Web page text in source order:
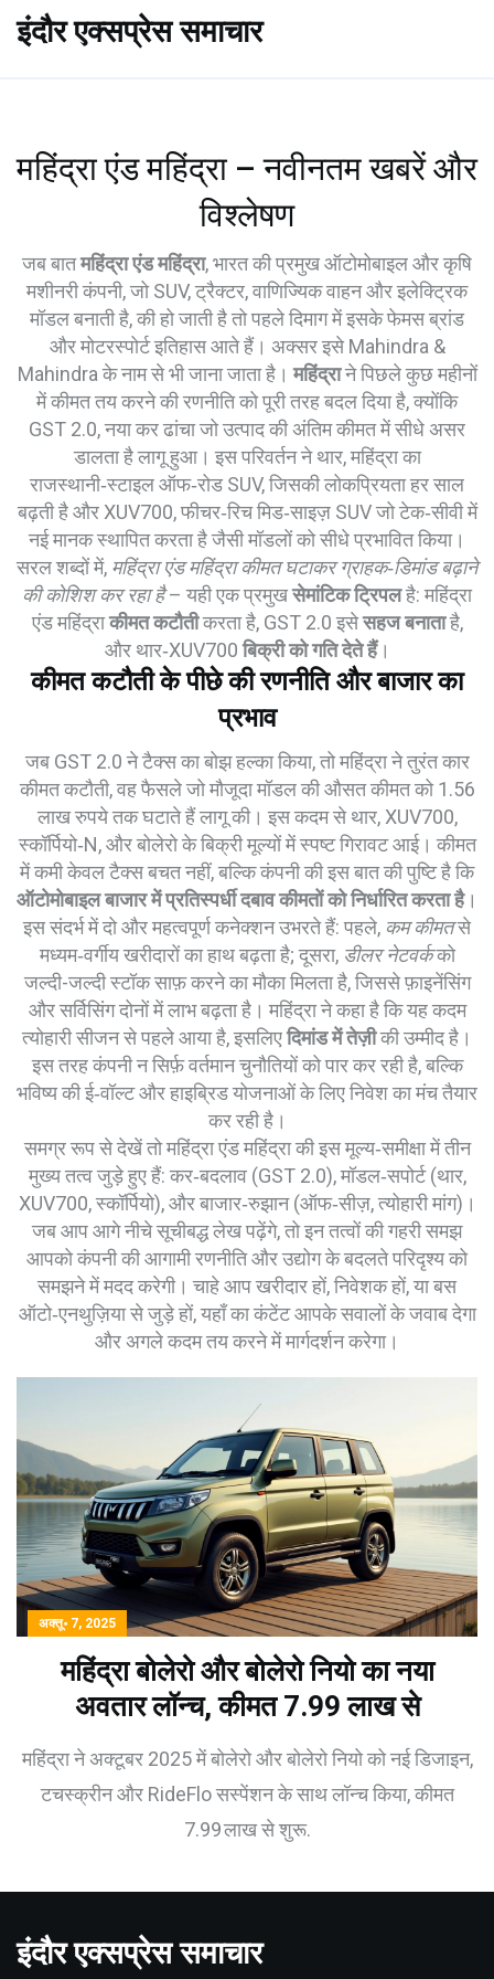
इंदौर एक्सप्रेस समाचार
महिंद्रा एंड महिंद्रा – नवीनतम खबरें और
विश्लेषण
जब बातमहिंद्रा एंड महिंद्रा,भारत की प्रमुख ऑटोमोबाइल और कृषि
मशीनरी कंपनी, जो SUV, ट्रैक्टर, वाणिज्यिक वाहन और इलेक्ट्रिक
मॉडल बनाती है, की हो जाती है तो पहले दिमाग में इसके फेमस ब्रांड
और मोटरस्पोर्ट इतिहास आते हैं। अक्सर इसेMahindra &
Mahindraके नाम से भी जाना जाता है।महिंद्राने पिछले कुछ महीनों
में कीमत तय करने की रणनीति को पूरी तरह बदल दिया है, क्योंकि
GST 2.0,नया कर ढांचा जो उत्पाद की अंतिम कीमत में सीधे असर
डालता हैलागू हुआ। इस परिवर्तन नेथार,महिंद्रा का
राजस्थानी‑स्टाइल ऑफ‑रोड SUV, जिसकी लोकप्रियता हर साल
बढ़ती हैऔर XUV700,फीचर‑रिच मिड‑साइज़ SUV जो टेक‑सीवी में
नई मानक स्थापित करता हैजैसी मॉडलों को सीधे प्रभावित किया।
सरल शब्दों में, महिंद्रा एंड महिंद्रा कीमत घटाकर ग्राहक‑डिमांड बढ़ाने
की कोशिश कर रहा है– यही एक प्रमुखसेमांटिक ट्रिपलहै: महिंद्रा
एंड महिंद्राकीमत कटौतीकरता है, GST 2.0 इसेसहज बनाताहै,
और थार‑XUV700बिक्री को गति देते हैं।
कीमत कटौती के पीछे की रणनीति और बाजार का
प्रभाव
जब GST 2.0 ने टैक्स का बोझ हल्का किया, तो महिंद्रा ने तुरंतकार
कीमत कटौती,वह फैसले जो मौजूदा मॉडल की औसत कीमत को 1.56
लाख रुपये तक घटाते हैंलागू की। इस कदम से थार, XUV700,
स्कॉर्पियो‑N, और बोलेरो के बिक्री मूल्यों में स्पष्ट गिरावट आई। कीमत
में कमी केवल टैक्स बचत नहीं, बल्कि कंपनी की इस बात की पुष्टि है कि
ऑटोमोबाइल बाजार में प्रतिस्पर्धी दबाव कीमतों को निर्धारित करता है।
इस संदर्भ में दो और महत्वपूर्ण कनेक्शन उभरते हैं: पहले, कम कीमतसे
मध्यम‑वर्गीय खरीदारों का हाथ बढ़ता है; दूसरा, डीलर नेटवर्कको
जल्दी-जल्दी स्टॉक साफ़ करने का मौका मिलता है, जिससे फ़ाइनेंसिंग
और सर्विसिंग दोनों में लाभ बढ़ता है। महिंद्रा ने कहा है कि यह कदम
त्योहारी सीजन से पहले आया है, इसलिएदिमांड में तेज़ीकी उम्मीद है।
इस तरह कंपनी न सिर्फ़ वर्तमान चुनौतियों को पार कर रही है, बल्कि
भविष्य की ई‑वॉल्ट और हाइब्रिड योजनाओं के लिए निवेश का मंच तैयार
कर रही है।
समग्र रूप से देखें तो महिंद्रा एंड महिंद्रा की इस मूल्य‑समीक्षा में तीन
मुख्य तत्व जुड़े हुए हैं: कर‑बदलाव (GST 2.0), मॉडल‑सपोर्ट (थार,
XUV700, स्कॉर्पियो), और बाजार‑रुझान (ऑफ‑सीज़, त्योहारी मांग)।
जब आप आगे नीचे सूचीबद्ध लेख पढ़ेंगे, तो इन तत्वों की गहरी समझ
आपको कंपनी की आगामी रणनीति और उद्योग के बदलते परिदृश्य को
समझने में मदद करेगी। चाहे आप खरीदार हों, निवेशक हों, या बस
ऑटो‑एनथुज़िया से जुड़े हों, यहाँ का कंटेंट आपके सवालों के जवाब देगा
और अगले कदम तय करने में मार्गदर्शन करेगा।
अक्तू॰ 7, 2025
महिंद्रा बोलेरो और बोलेरो नियो का नया
अवतार लॉन्च, कीमत 7.99 लाख से
महिंद्रा ने अक्टूबर 2025 में बोलेरो और बोलेरो नियो को नई डिजाइन,
टचस्क्रीन और RideFlo सस्पेंशन के साथ लॉन्च किया, कीमत
7.99 लाख से शुरू.
इंदौर एक्सप्रेस समाचार